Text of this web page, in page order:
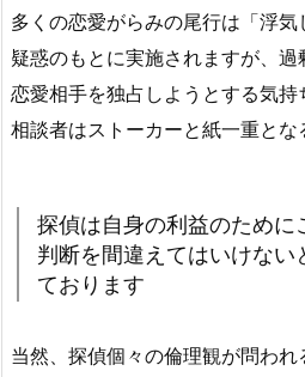
多くの恋愛がらみの尾行は「浮気
疑惑のもとに実施されますが、
恋愛相手を独占しようとする気
相談者はストーカーと紙一重とな
探偵は自身の利益のために
判断を間違えてはいけない
ております
当然、探偵個々の倫理観が問わ